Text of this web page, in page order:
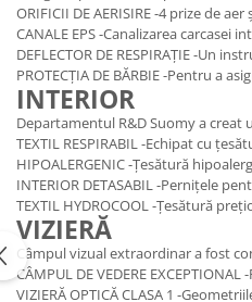
ORIFICII DE AERISIRE -4 prize de
CANALE EPS -Canalizarea
DEFLECTOR DE RESPIRAȚIE -Un
PROTECȚIA DE BĂRBIE -Pentru a
INTERIOR
Departamentul R&D Suomy a
TEXTIL RESPIRABIL -Echipat cu
HIPOALERGENIC -Țesătură
INTERIOR DETASABIL -Pernițele
TEXTIL HYDROCOOL -Țesătură
VIZIERĂ
Câmpul vizual extraordinar a fost
CÂMPUL DE VEDERE
VIZIERĂ OPTICĂ CLASA 1 -